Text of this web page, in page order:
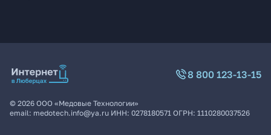
8 800 123-13-15
© 2026 ООО «Медовые Технологии»
email: medotech.info@ya.ru ИНН: 0278180571 ОГРН: 1110280037526